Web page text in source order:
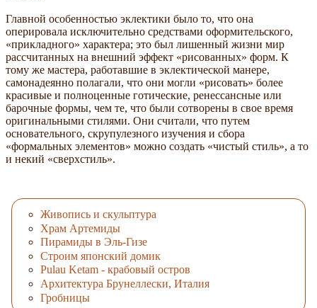
Главной особенностью эклектики было то, что она
оперировала исключительно средствами оформительского,
«прикладного» характера; это был лишенный жизни мир
рассчитанных на внешний эффект «рисованных» форм. К
тому же мастера, работавшие в эклектической манере,
самонадеянно полагали, что они могли «рисовать» более
красивые и полноценные готические, ренессансные или
барочные формы, чем те, что были сотворены в свое время
оригинальными стилями. Они считали, что путем
основательного, скрупулезного изучения и сбора
«формальных элементов» можно создать «чистый стиль», а то
и некий «сверхстиль».
Живопись и скульптура
Храм Артемиды
Пирамиды в Эль-Гизе
Строим японский домик
Pulau Ketam - крабовый остров
Архитектура Брунеллески, Италия
Гробницы